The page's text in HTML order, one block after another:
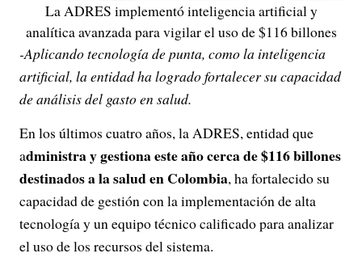
La ADRES implementó inteligencia artificial y
analítica avanzada para vigilar el uso de $116 billones
-Aplicando tecnología de punta, como la inteligencia
artificial, la entidad ha logrado fortalecer su capacidad
de análisis del gasto en salud.
En los últimos cuatro años, la ADRES, entidad que
administra y gestiona este año cerca de $116 billones
destinados a la salud en Colombia, ha fortalecido su
capacidad de gestión con la implementación de alta
tecnología y un equipo técnico calificado para analizar
el uso de los recursos del sistema.